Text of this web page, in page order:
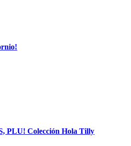
PLU! Colección Hola Tilly